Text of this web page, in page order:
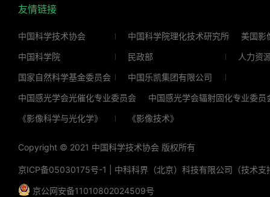
友情链接
中国科学技术协会 中国科学院理化技术研究所
美国影
中国科学院
民政部
人力资
国家自然科学基金委员会
中国乐凯集团有限公司
中国感光学会光催化专业委员会
中国感光学会辐射固化专业委员
《影像科学与光化学》
《影像技术》
Copyright © 2021 中国科学技术协会 版权所有
京ICP备05030175号-1 中科科界（北京）科技有限公司（技术支
京公网安备11010802024509号